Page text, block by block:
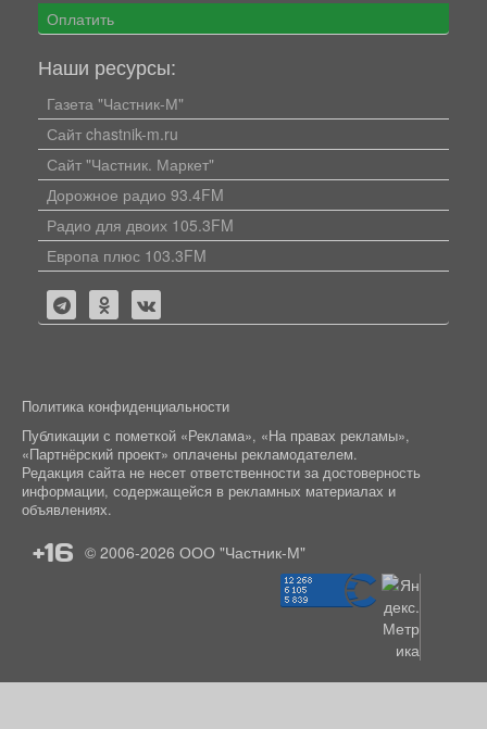
Оплатить
Наши ресурсы:
Газета "Частник-М"
Сайт chastnik-m.ru
Сайт "Частник. Маркет"
Дорожное радио 93.4FM
Радио для двоих 105.3FM
Европа плюс 103.3FM
Политика конфиденциальности
Публикации с пометкой «Реклама», «На правах рекламы»,
«Партнёрский проект» оплачены рекламодателем.
Редакция сайта не несет ответственности за достоверность
информации, содержащейся в рекламных материалах и
объявлениях.
+16 © 2006-2026 ООО "Частник-М"